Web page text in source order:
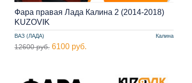
ВАЗ (ЛАДА) Калина
Фара правая Лада Калина 2 (2014-2018)
KUZOVIK
12600 руб. 6100 руб.